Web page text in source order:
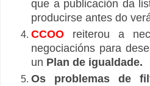
que a publicación da
producirse antes do
CCOO reiterou a
negociacións para
un Plan de igualdade.
Os problemas de